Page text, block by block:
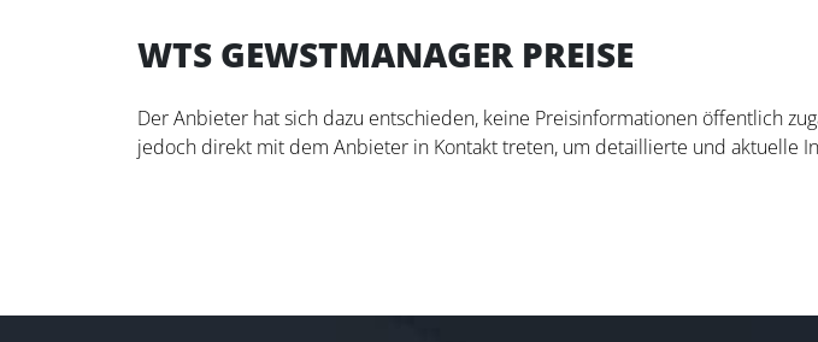
WTS GEWSTMANAGER PREISE
Der Anbieter hat sich dazu entschieden, keine Preisinformationen öffentlich
jedoch direkt mit dem Anbieter in Kontakt treten, um detaillierte und aktuelle